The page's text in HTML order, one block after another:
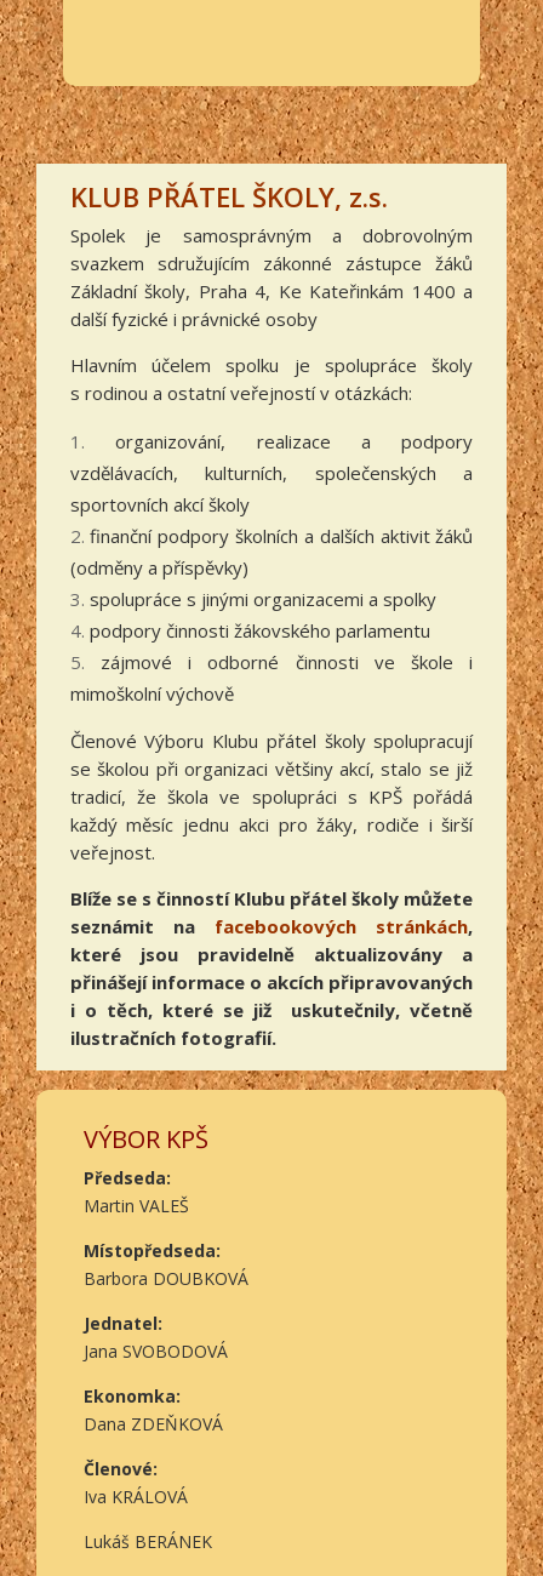
KLUB PŘÁTEL ŠKOLY, z.s.
Spolek je samosprávným a dobrovolným
svazkem sdružujícím zákonné zástupce žáků
Základní školy, Praha 4, Ke Kateřinkám 1400 a
další fyzické i právnické osoby
Hlavním účelem spolku je spolupráce školy
s rodinou a ostatní veřejností v otázkách:
organizování, realizace a podpory
vzdělávacích, kulturních, společenských a
sportovních akcí školy
finanční podpory školních a dalších aktivit žáků
(odměny a příspěvky)
spolupráce s jinými organizacemi a spolky
podpory činnosti žákovského parlamentu
zájmové i odborné činnosti ve škole i
mimoškolní výchově
Členové Výboru Klubu přátel školy spolupracují
se školou při organizaci většiny akcí, stalo se již
tradicí, že škola ve spolupráci s KPŠ pořádá
každý měsíc jednu akci pro žáky, rodiče i širší
veřejnost.
Blíže se s činností Klubu přátel školy můžete
seznámit na facebookových stránkách,
které jsou pravidelně aktualizovány a
přinášejí informace o akcích připravovaných
i o těch, které se již uskutečnily, včetně
ilustračních fotografií.
VÝBOR KPŠ
Předseda:
Martin VALEŠ
Místopředseda:
Barbora DOUBKOVÁ
Jednatel:
Jana SVOBODOVÁ
Ekonomka:
Dana ZDEŇKOVÁ
Členové:
Iva KRÁLOVÁ
Lukáš BERÁNEK